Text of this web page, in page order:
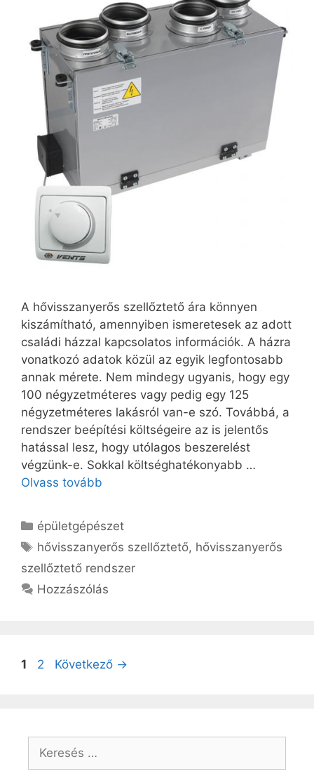
A hővisszanyerős szellőztető ára könnyen
kiszámítható, amennyiben ismeretesek az adott
családi házzal kapcsolatos információk. A házra
vonatkozó adatok közül az egyik legfontosabb
annak mérete. Nem mindegy ugyanis, hogy egy
100 négyzetméteres vagy pedig egy 125
négyzetméteres lakásról van-e szó. Továbbá, a
rendszer beépítési költségeire az is jelentős
hatással lesz, hogy utólagos beszerelést
végzünk-e. Sokkal költséghatékonyabb …
Olvass tovább
Kategória
épületgépészet
Címkék
hővisszanyerős szellőztető, hővisszanyerős
szellőztető rendszer
Hozzászólás
Oldal
1 Oldal
2 Következő →
Keresés: